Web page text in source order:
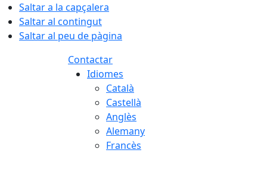
Saltar a la capçalera
Saltar al contingut
Saltar al peu de pàgina
Contactar
Idiomes
Català
Castellà
Anglès
Alemany
Francès